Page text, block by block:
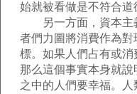
始就被看做是不符合道
另一方面，資本主
者們力圖將消費作為
標。如果人們占有或消
那么這個事實本身就
之中的人們要幸福。